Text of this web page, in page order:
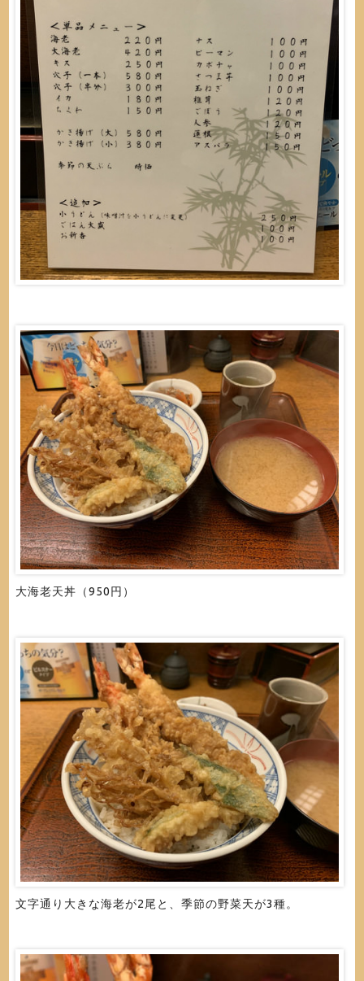
大海老天丼（950円）
文字通り大きな海老が2尾と、季節の野菜天が3種。